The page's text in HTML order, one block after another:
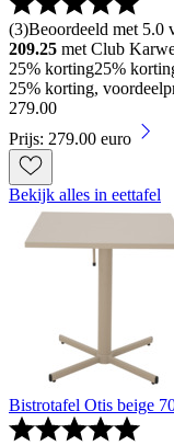
(3)Beoordeeld met 5.0
209.25 met Club
25% korting25%
25% korting,
279.00
Prijs: 279.00 euro
Bekijk alles in eettafel
Bistrotafel Otis beige